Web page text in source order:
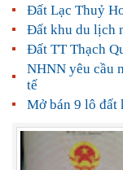
Đất Lạc Thuỷ
Đất khu du lịch
Đất TT Thạch
NHNN yêu cầu
tế
Mở bán 9 lô đất